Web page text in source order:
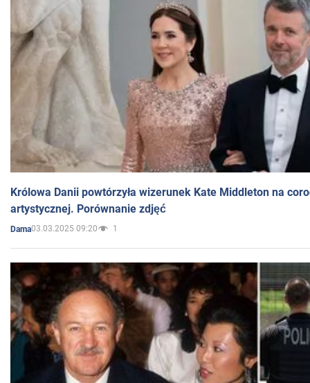
Królowa Danii powtórzyła wizerunek Kate Middleton na
artystycznej. Porównanie zdjęć
Dama03.03.2025 09:20 1